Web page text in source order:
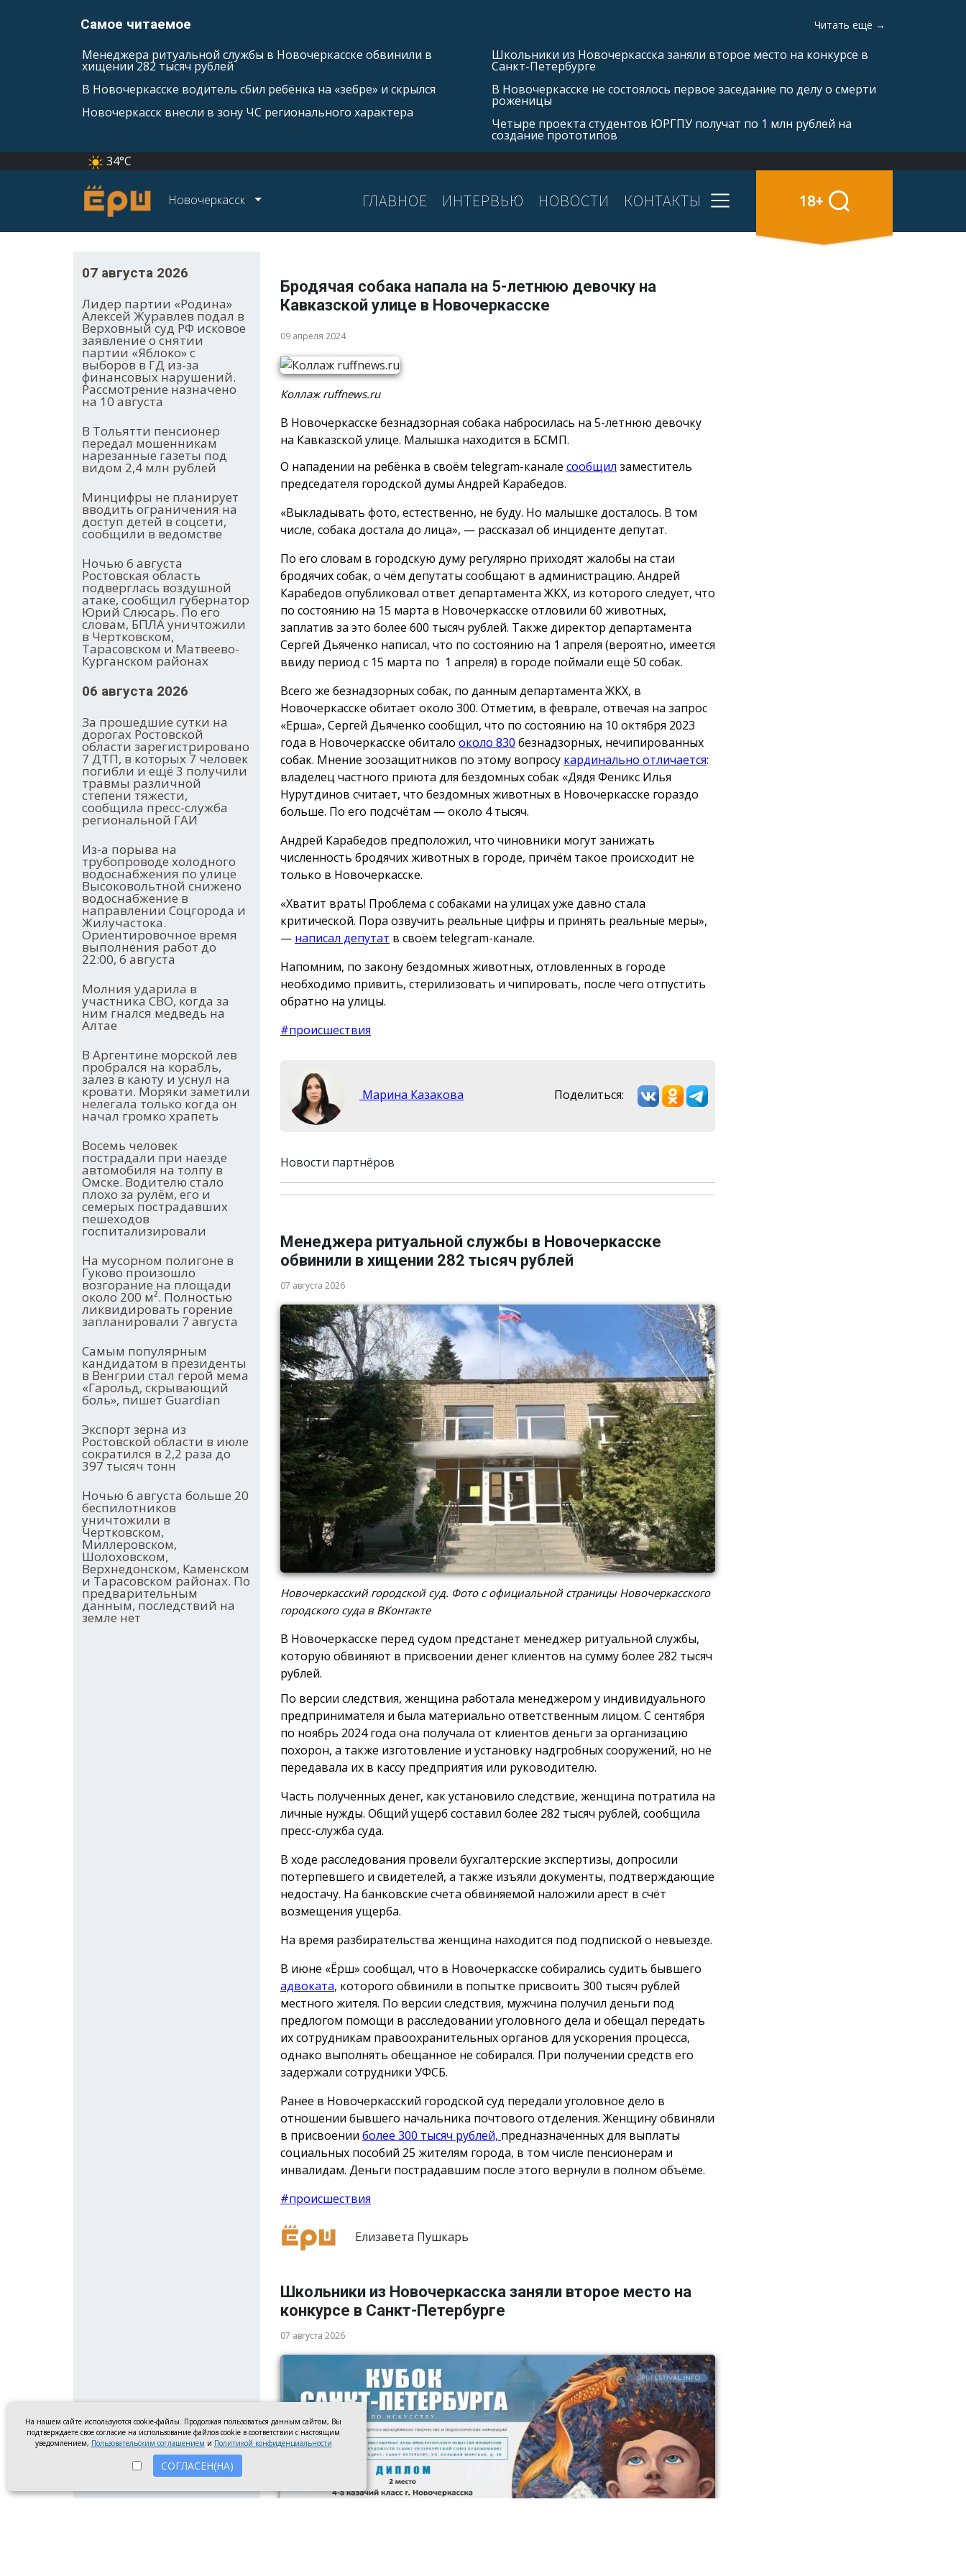
Самое читаемое Читать ещё →
Менеджера ритуальной службы в Новочеркасске обвинили в
хищении 282 тысяч рублей
В Новочеркасске водитель сбил ребёнка на «зебре» и скрылся
Новочеркасск внесли в зону ЧС регионального характера
Школьники из Новочеркасска заняли второе место на конкурсе в
Санкт-Петербурге
В Новочеркасске не состоялось первое заседание по делу о смерти
роженицы
Четыре проекта студентов ЮРГПУ получат по 1 млн рублей на
создание прототипов
34°C
Новочеркасск ГЛАВНОЕ ИНТЕРВЬЮ НОВОСТИ КОНТАКТЫ 18+
07 августа 2026
Лидер партии «Родина»
Алексей Журавлев подал в
Верховный суд РФ исковое
заявление о снятии
партии «Яблоко» с
выборов в ГД из-за
финансовых нарушений.
Рассмотрение назначено
на 10 августа
В Тольятти пенсионер
передал мошенникам
нарезанные газеты под
видом 2,4 млн рублей
Минцифры не планирует
вводить ограничения на
доступ детей в соцсети,
сообщили в ведомстве
Ночью 6 августа
Ростовская область
подверглась воздушной
атаке, сообщил губернатор
Юрий Слюсарь. По его
словам, БПЛА уничтожили
в Чертковском,
Тарасовском и Матвеево-
Курганском районах
06 августа 2026
За прошедшие сутки на
дорогах Ростовской
области зарегистрировано
7 ДТП, в которых 7 человек
погибли и ещё 3 получили
травмы различной
степени тяжести,
сообщила пресс-служба
региональной ГАИ
Из-а порыва на
трубопроводе холодного
водоснабжения по улице
Высоковольтной снижено
водоснабжение в
направлении Соцгорода и
Жилучастока.
Ориентировочное время
выполнения работ до
22:00, 6 августа
Молния ударила в
участника СВО, когда за
ним гнался медведь на
Алтае
В Аргентине морской лев
пробрался на корабль,
залез в каюту и уснул на
кровати. Моряки заметили
нелегала только когда он
начал громко храпеть
Восемь человек
пострадали при наезде
автомобиля на толпу в
Омске. Водителю стало
плохо за рулём, его и
семерых пострадавших
пешеходов
госпитализировали
На мусорном полигоне в
Гуково произошло
возгорание на площади
около 200 м². Полностью
ликвидировать горение
запланировали 7 августа
Самым популярным
кандидатом в президенты
в Венгрии стал герой мема
«Гарольд, скрывающий
боль», пишет Guardian
Экспорт зерна из
Ростовской области в июле
сократился в 2,2 раза до
397 тысяч тонн
Ночью 6 августа больше 20
беспилотников
уничтожили в
Чертковском,
Миллеровском,
Шолоховском,
Верхнедонском, Каменском
и Тарасовском районах. По
предварительным
данным, последствий на
земле нет
Бродячая собака напала на 5-летнюю девочку на
Кавказской улице в Новочеркасске
09 апреля 2024
Коллаж ruffnews.ru
В Новочеркасске безнадзорная собака набросилась на 5-летнюю девочку
на Кавказской улице. Малышка находится в БСМП.
О нападении на ребёнка в своём telegram-канале сообщил заместитель
председателя городской думы Андрей Карабедов.
«Выкладывать фото, естественно, не буду. Но малышке досталось. В том
числе, собака достала до лица», — рассказал об инциденте депутат.
По его словам в городскую думу регулярно приходят жалобы на стаи
бродячих собак, о чём депутаты сообщают в администрацию. Андрей
Карабедов опубликовал ответ департамента ЖКХ, из которого следует, что
по состоянию на 15 марта в Новочеркасске отловили 60 животных,
заплатив за это более 600 тысяч рублей. Также директор департамента
Сергей Дьяченко написал, что по состоянию на 1 апреля (вероятно, имеется
ввиду период с 15 марта по 1 апреля) в городе поймали ещё 50 собак.
Всего же безнадзорных собак, по данным департамента ЖКХ, в
Новочеркасске обитает около 300. Отметим, в феврале, отвечая на запрос
«Ерша», Сергей Дьяченко сообщил, что по состоянию на 10 октября 2023
года в Новочеркасске обитало около 830 безнадзорных, нечипированных
собак. Мнение зоозащитников по этому вопросу кардинально отличается:
владелец частного приюта для бездомных собак «Дядя Феникс Илья
Нурутдинов считает, что бездомных животных в Новочеркасске гораздо
больше. По его подсчётам — около 4 тысяч.
Андрей Карабедов предположил, что чиновники могут занижать
численность бродячих животных в городе, причём такое происходит не
только в Новочеркасске.
«Хватит врать! Проблема с собаками на улицах уже давно стала
критической. Пора озвучить реальные цифры и принять реальные меры»,
— написал депутат в своём telegram-канале.
Напомним, по закону бездомных животных, отловленных в городе
необходимо привить, стерилизовать и чипировать, после чего отпустить
обратно на улицы.
#происшествия
Марина Казакова Поделиться:
Новости партнёров
Менеджера ритуальной службы в Новочеркасске
обвинили в хищении 282 тысяч рублей
07 августа 2026
Новочеркасский городской суд. Фото с официальной страницы Новочеркасского
городского суда в ВКонтакте
В Новочеркасске перед судом предстанет менеджер ритуальной службы,
которую обвиняют в присвоении денег клиентов на сумму более 282 тысяч
рублей.
По версии следствия, женщина работала менеджером у индивидуального
предпринимателя и была материально ответственным лицом. С сентября
по ноябрь 2024 года она получала от клиентов деньги за организацию
похорон, а также изготовление и установку надгробных сооружений, но не
передавала их в кассу предприятия или руководителю.
Часть полученных денег, как установило следствие, женщина потратила на
личные нужды. Общий ущерб составил более 282 тысяч рублей, сообщила
пресс-служба суда.
В ходе расследования провели бухгалтерские экспертизы, допросили
потерпевшего и свидетелей, а также изъяли документы, подтверждающие
недостачу. На банковские счета обвиняемой наложили арест в счёт
возмещения ущерба.
На время разбирательства женщина находится под подпиской о невыезде.
В июне «Ёрш» сообщал, что в Новочеркасске собирались судить бывшего
адвоката, которого обвинили в попытке присвоить 300 тысяч рублей
местного жителя. По версии следствия, мужчина получил деньги под
предлогом помощи в расследовании уголовного дела и обещал передать
их сотрудникам правоохранительных органов для ускорения процесса,
однако выполнять обещанное не собирался. При получении средств его
задержали сотрудники УФСБ.
Ранее в Новочеркасский городской суд передали уголовное дело в
отношении бывшего начальника почтового отделения. Женщину обвиняли
в присвоении более 300 тысяч рублей, предназначенных для выплаты
социальных пособий 25 жителям города, в том числе пенсионерам и
инвалидам. Деньги пострадавшим после этого вернули в полном объёме.
#происшествия
Елизавета Пушкарь
Школьники из Новочеркасска заняли второе место на
конкурсе в Санкт-Петербурге
07 августа 2026
На нашем сайте используются cookie-файлы. Продолжая пользоваться данным сайтом, Вы
подтверждаете свое согласие на использование файлов cookie в соответствии с настоящим
уведомлением, Пользовательским соглашением и Политикой конфиденциальности
СОГЛАСЕН(НА)